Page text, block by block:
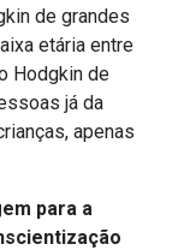
de grandes
etária entre
Hodgkin de
já da
apenas
para a